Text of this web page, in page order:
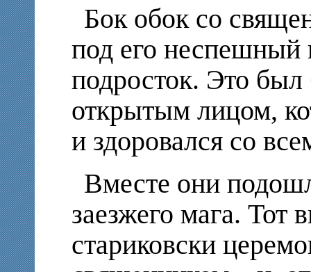
Бок обок со
под его неспешный
подросток. Это
открытым лицом,
и здоровался со
Вместе они
заезжего мага. Тот
стариковски